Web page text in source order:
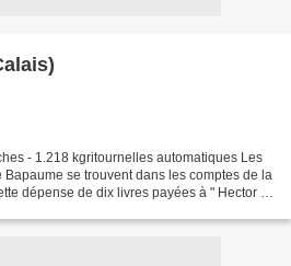
- 1.218 kgritournelles automatiques Les
se trouvent dans les comptes de la
dépense de dix livres payées à " Hector le